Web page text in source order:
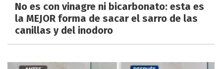
No es con vinagre ni bicarbonato: esta es
la MEJOR forma de sacar el sarro de las
canillas y del inodoro